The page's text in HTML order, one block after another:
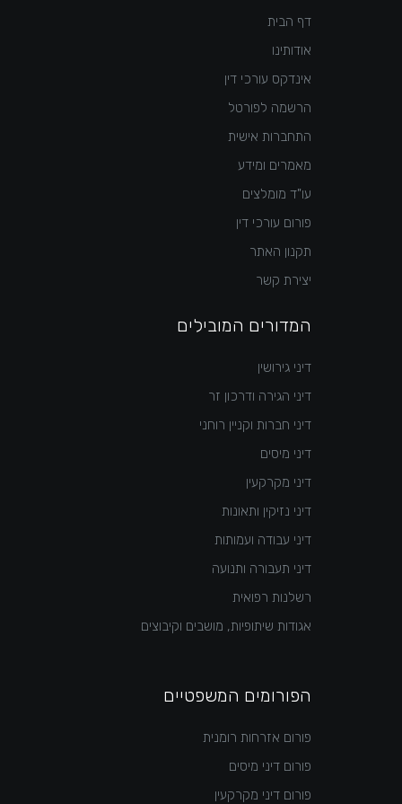
דף הבית
אודותינו
אינדקס עורכי דין
הרשמה לפורטל
התחברות אישית
מאמרים ומידע
עו"ד מומלצים
פורום עורכי דין
תקנון האתר
יצירת קשר
המדורים המובילים
דיני גירושין
דיני הגירה ודרכון זר
דיני חברות וקניין רוחני
דיני מיסים
דיני מקרקעין
דיני נזיקין ותאונות
דיני עבודה ועמותות
דיני תעבורה ותנועה
רשלנות רפואית
אגודות שיתופיות, מושבים וקיבוצים
הפורומים המשפטיים
פורום אזרחות רומנית
פורום דיני מיסים
פורום דיני מקרקעין